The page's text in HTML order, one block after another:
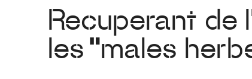
Recuperant de
les “males